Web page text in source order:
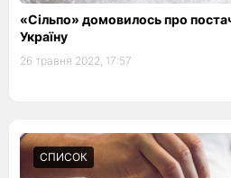
«Сільпо» домовилось про
Україну
26 травня 2022, 17:57
СПИСОК